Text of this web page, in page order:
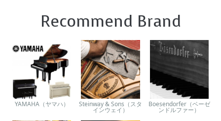
Recommend Brand
YAMAHA（ヤマハ） Steinway & Sons（スタ
インウェイ）
Boesendorfer（ベーゼ
ンドルファー）